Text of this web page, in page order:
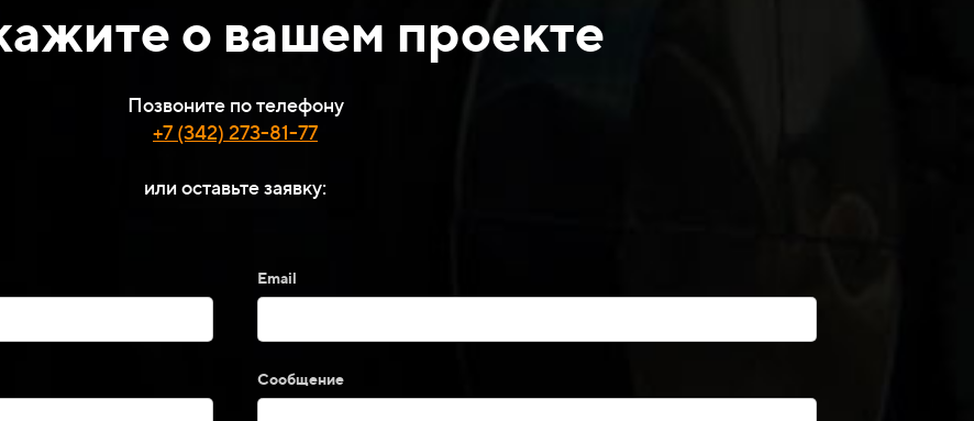
о вашем проекте
Позвоните по телефону
+7 (342) 273-81-77
или оставьте заявку:
Email
Сообщение